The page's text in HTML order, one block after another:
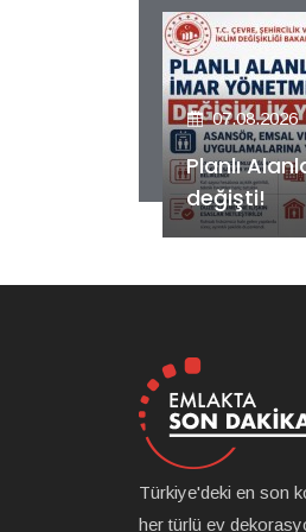
07.08.2026
Kiler
projesiyle
Türkiye'deki en son
her türlü ev